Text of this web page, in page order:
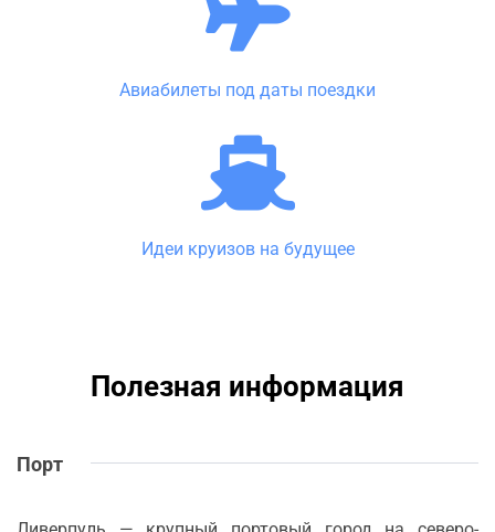
Авиабилеты под даты поездки
Идеи круизов на будущее
Полезная информация
Порт